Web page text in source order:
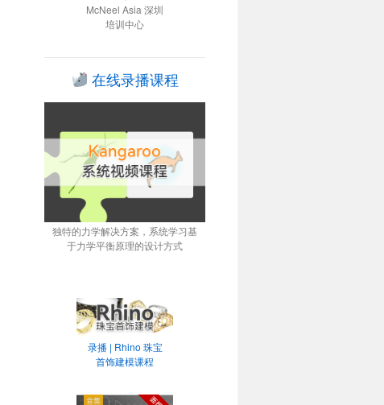
McNeel Asia 深圳
培训中心
在线录播课程
独特的力学解决方案，系统学习基
于力学平衡原理的设计方式
录播 | Rhino 珠宝
首饰建模课程